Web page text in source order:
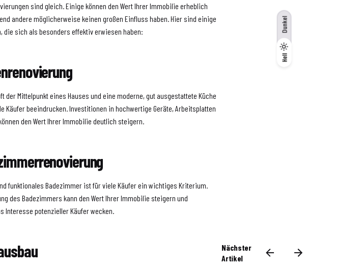
Hell
Dunkel
Hell
Dunkel
sind gleich. Einige können den Wert Ihrer Immobilie erheblich
andere möglicherweise keinen großen Einfluss haben. Hier sind einige
die sich als besonders effektiv erwiesen haben:
der Mittelpunkt eines Hauses und eine moderne, gut ausgestattete Küche
Käufer beeindrucken. Investitionen in hochwertige Geräte, Arbeitsplatten
den Wert Ihrer Immobilie deutlich steigern.
funktionales Badezimmer ist für viele Käufer ein wichtiges Kriterium.
des Badezimmers kann den Wert Ihrer Immobilie steigern und
Interesse potenzieller Käufer wecken.
Nächster
Artikel